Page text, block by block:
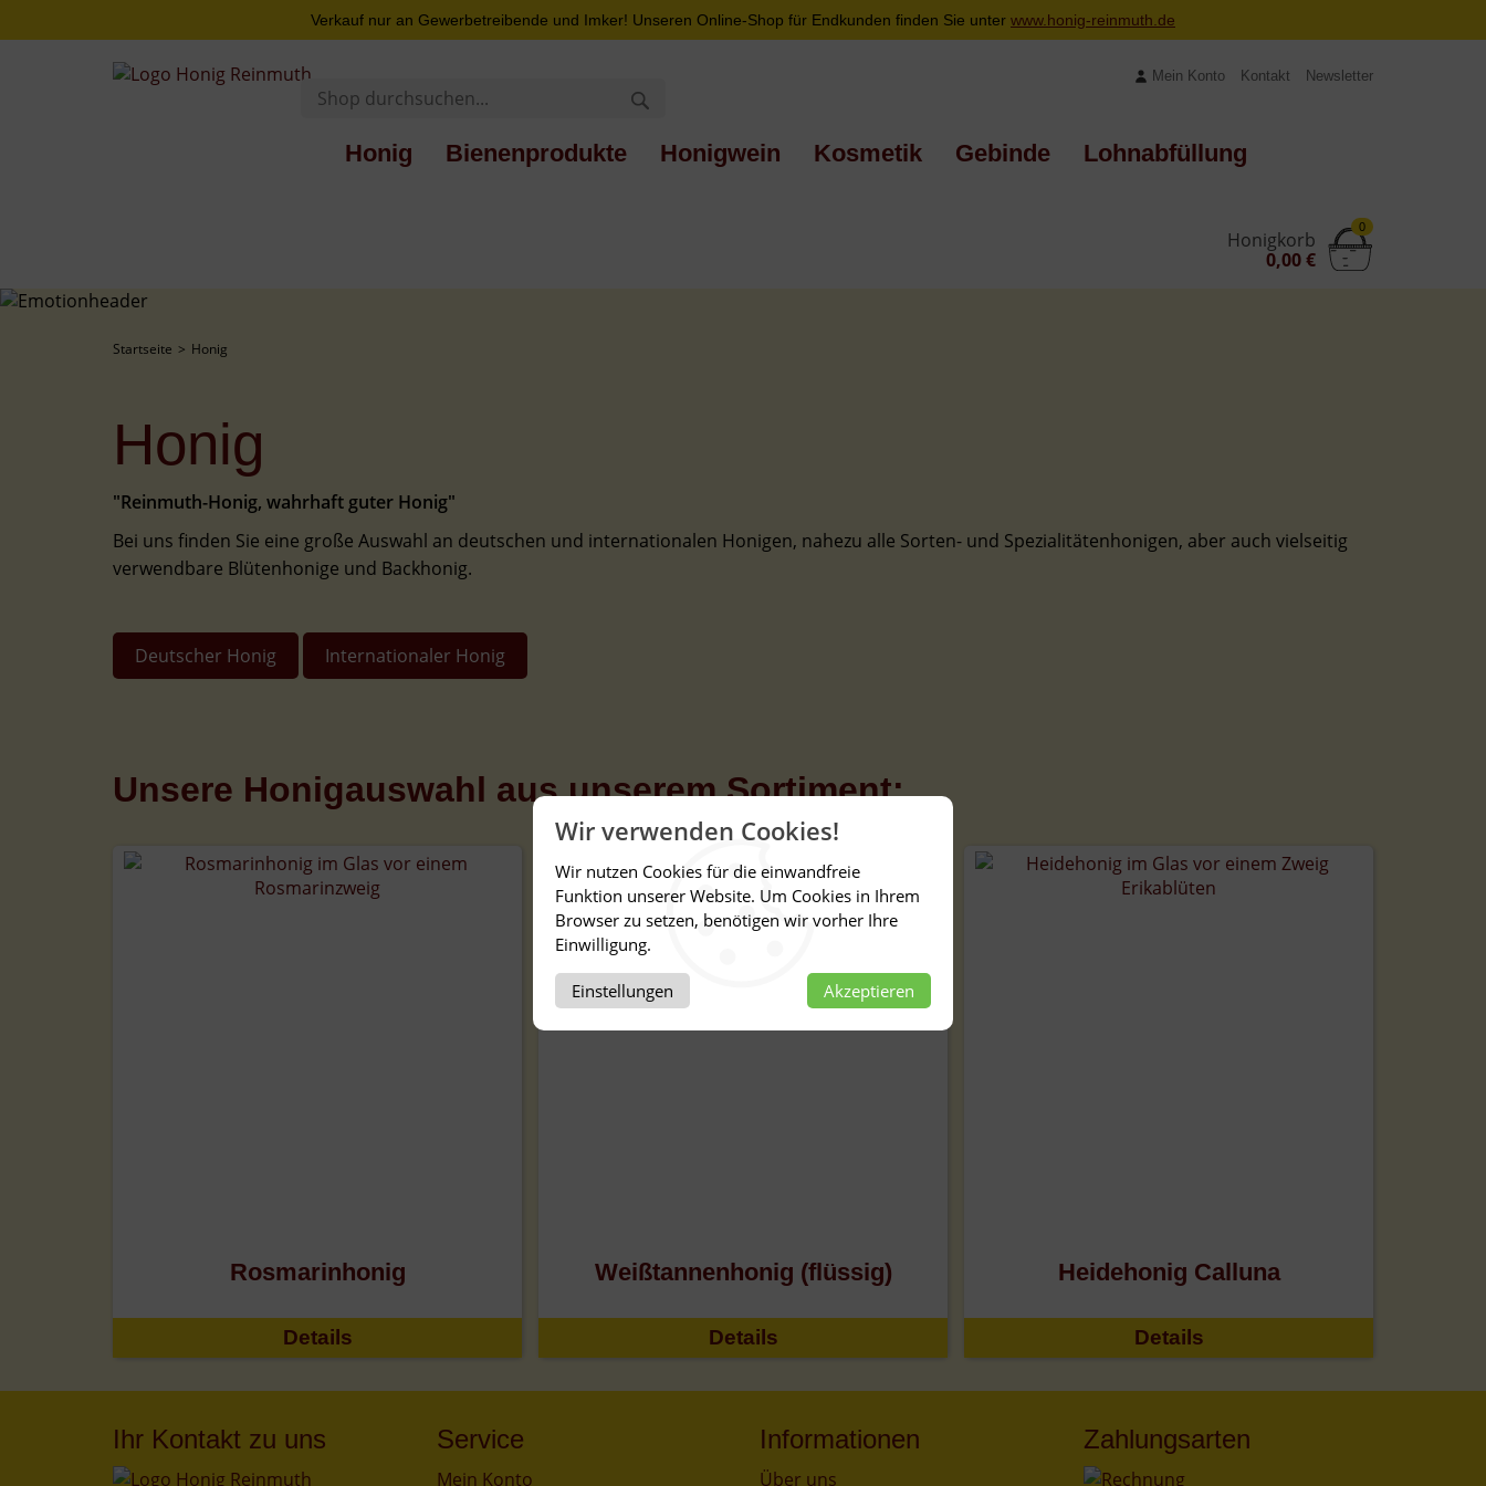
Wir verwenden Cookies!
Wir nutzen Cookies für die einwandfreie
Funktion unserer Website. Um Cookies in Ihrem
Browser zu setzen, benötigen wir vorher Ihre
Einwilligung.
Einstellungen Akzeptieren
Verkauf nur an Gewerbetreibende und Imker! Unseren Online-Shop für Endkunden finden Sie unter www.honig-reinmuth.de
Honig Bienenprodukte Honigwein Kosmetik Gebinde Lohnabfüllung
Mein Konto Kontakt Newsletter
0
Honigkorb
0,00 €
Startseite Honig
Honig
"Reinmuth-Honig, wahrhaft guter Honig"
Bei uns finden Sie eine große Auswahl an deutschen und internationalen Honigen, nahezu alle Sorten- und Spezialitätenhonigen, aber auch vielseitig
verwendbare Blütenhonige und Backhonig.
Deutscher Honig Internationaler Honig
Unsere Honigauswahl aus unserem Sortiment:
Rosmarinhonig
Details
NEU
Weißtannenhonig (flüssig)
Details
Heidehonig Calluna
Details
Ihr Kontakt zu uns Service
Mein Konto
Informationen
Über uns
Zahlungsarten